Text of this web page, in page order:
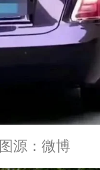
图源：微博